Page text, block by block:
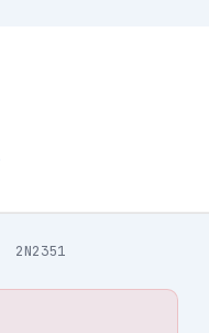
2N2351